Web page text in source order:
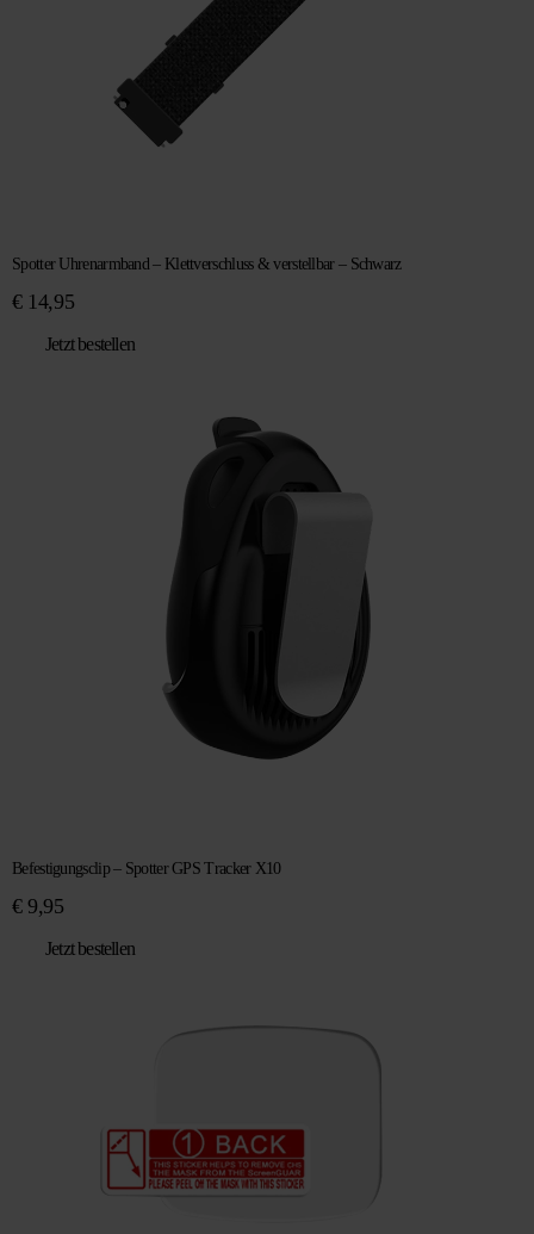
Spotter Uhrenarmband – Klettverschluss & verstellbar – Schwarz
€14,95
Jetzt bestellen
Befestigungsclip – Spotter GPS Tracker X10
€9,95
Jetzt bestellen